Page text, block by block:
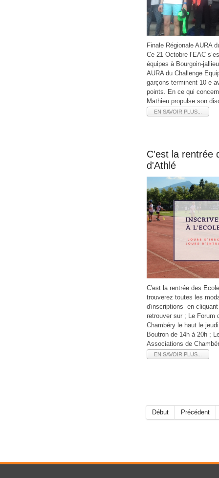
Finale Régionale AURA
Ce 21 Octobre l’EAC
équipes à Bourgoin-
AURA du Challenge
garçons terminent 10 e
points. En ce qui
Mathieu propulse son
EN SAVOIR PLUS...
C'est la rentrée
d'Athlé
C'est la rentrée des
trouverez toutes les
d'inscriptions en
retrouver sur ; Le Forum
Chambéry le haut le
Boutron de 14h à 20h ;
Associations de
EN SAVOIR PLUS...
Début Précédent